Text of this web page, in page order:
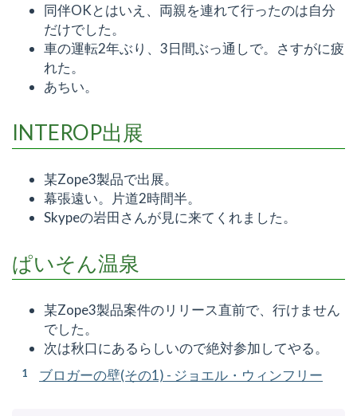
同伴OKとはいえ、両親を連れて行ったのは自分
だけでした。
車の運転2年ぶり、3日間ぶっ通しで。さすがに疲
れた。
あちい。
INTEROP出展
某Zope3製品で出展。
幕張遠い。片道2時間半。
Skypeの岩田さんが見に来てくれました。
ぱいそん温泉
某Zope3製品案件のリリース直前で、行けません
でした。
次は秋口にあるらしいので絶対参加してやる。
1] ブロガーの壁(その1) - ジョエル・ウィンフリー